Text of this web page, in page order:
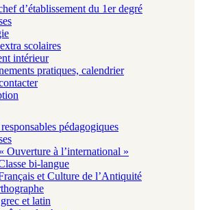
d’établissement du 1er degré
scolaires
intérieur
pratiques, calendrier
pédagogiques
Ouverture à l’international »
bi-langue
et Culture de l’Antiquité
et latin